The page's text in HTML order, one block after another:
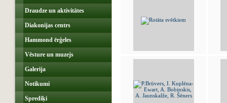
Draudze un aktivitātes
Diakonijas centrs
Hammond ērģeles
Vēsture un muzejs
Galerija
Notikumi
Sprediķi